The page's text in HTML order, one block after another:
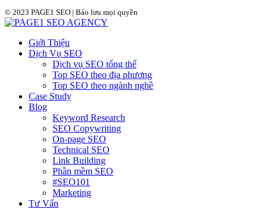
© 2023 PAGE1 SEO | Bảo lưu mọi quyền
Giới Thiệu
Dịch Vụ SEO
Dịch vụ SEO tổng thể
Top SEO theo địa phương
Top SEO theo ngành nghề
Case Study
Blog
Keyword Research
SEO Copywriting
On-page SEO
Technical SEO
Link Building
Phần mềm SEO
#SEO101
Marketing
Tư Vấn